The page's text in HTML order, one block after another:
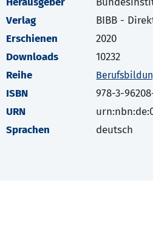
Verlag
BIBB -
Erschienen
2020
Downloads
10232
Reihe
ISBN
978-3-
URN
Sprachen
deutsch